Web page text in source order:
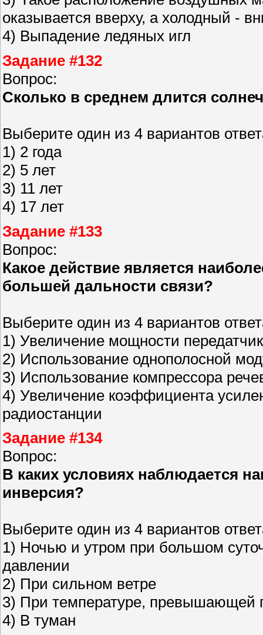
оказывается вверху, а холодный -
4) Выпадение ледяных игл
Задание #132
Вопрос:
Сколько в среднем длится
Выберите один из 4 вариантов
1) 2 года
2) 5 лет
3) 11 лет
4) 17 лет
Задание #133
Вопрос:
Какое действие является
большей дальности связи?
Выберите один из 4 вариантов
1) Увеличение мощности
2) Использование однополосной
3) Использование компрессора
4) Увеличение коэффициента
радиостанции
Задание #134
Вопрос:
В каких условиях наблюдается
инверсия?
Выберите один из 4 вариантов
1) Ночью и утром при большом
давлении
2) При сильном ветре
3) При температуре, превышающей
4) В туман